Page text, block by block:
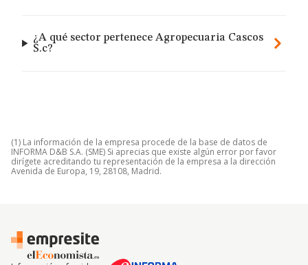
¿A qué sector pertenece Agropecuaria Cascos
S.c?
(1) La información de la empresa procede de la base de datos de
INFORMA D&B S.A. (SME) Si aprecias que existe algún error por favor
dirígete acreditando tu representación de la empresa a la dirección
Avenida de Europa, 19, 28108, Madrid.